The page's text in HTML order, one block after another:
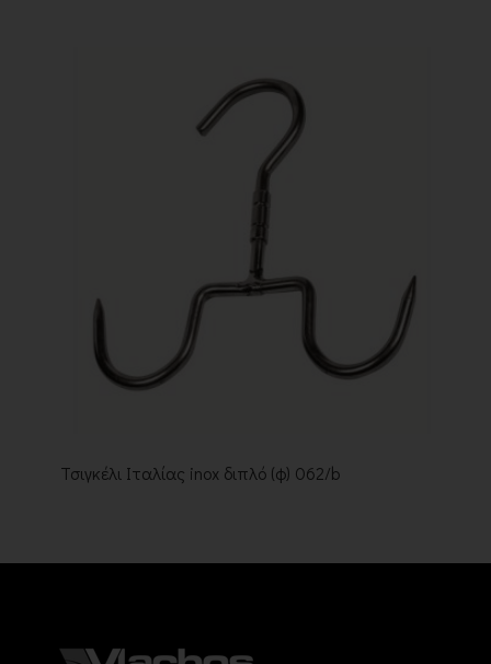
Τσιγκέλι Ιταλίας inox διπλό (φ) 062/b